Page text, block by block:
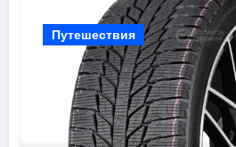
Путешествия